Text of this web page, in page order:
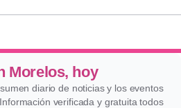
Morelos, hoy
diario de noticias y los eventos
verificada y gratuita todos